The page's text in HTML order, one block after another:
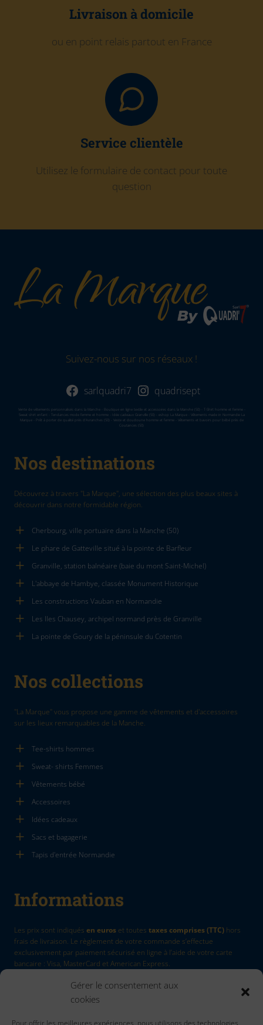
Gérer le consentement aux
cookies
Pour offrir les meilleures expériences, nous utilisons des technologies
Livraison à domicile
ou en point relais partout en France
Service clientèle
Utilisez le formulaire de contact pour toute
question
Suivez-nous sur nos réseaux !
sarlquadri7 quadrisept
Vente de vêtements personnalisés dans la Manche - Boutique en ligne textile et accessoires dans la Manvhe (50) - T-Shirt homme et femme -
Sweat shirt enfant - Tendances mode femme et homme - Idée cadeaux Granville (50) - eshop La Marque - Vêtements made in Normandie La
Marque - Prêt à porter de qualité près d'Avranches (50) - Veste et doudoune homme et femme - Vêtements et bavoirs pour bébé près de
Coutances (50)
Nos destinations
Découvrez à travers "La Marque", une sélection des plus beaux sites à
découvrir dans notre formidable région.
Cherbourg, ville portuaire dans la Manche (50)
Le phare de Gatteville situé à la pointe de Barfleur
Granville, station balnéaire (baie du mont Saint-Michel)
L'abbaye de Hambye, classée Monument Historique
Les constructions Vauban en Normandie
Les Iles Chausey, archipel normand près de Granville
La pointe de Goury de la péninsule du Cotentin
Nos collections
"La Marque" vous propose une gamme de vêtements et d'accessoires
sur les lieux remarquables de la Manche.
Tee-shirts hommes
Sweat- shirts Femmes
Vêtements bébé
Accessoires
Idées cadeaux
Sacs et bagagerie
Tapis d'entrée Normandie
Informations
Les prix sont indiqués en euros et toutes taxes comprises (TTC) hors
frais de livraison. Le règlement de votre commande s’effectue
exclusivement par paiement sécurisé en ligne à l’aide de votre carte
bancaire : Visa, MasterCard et American Express.
by Quadri7